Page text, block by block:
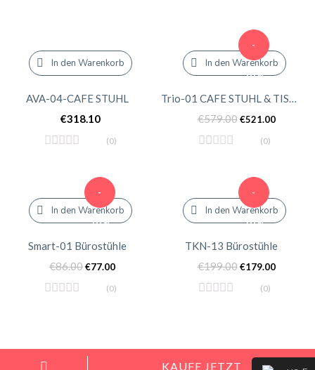
KAUFE JETZT
In den Warenkorb
AVA-04-CAFE STUHL
€318.10
(0)
-
10%
In den Warenkorb
Trio-01 CAFE STUHL & TISCH
€579.00 €521.00
(0)
-
10%
In den Warenkorb
Smart-01 Bürostühle
€86.00€77.00
(0)
-
10%
In den Warenkorb
TKN-13 Bürostühle
€199.00 €179.00
(0)